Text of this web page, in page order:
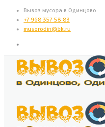
Вывоз мусора в Одинцово
+7 968 357 58 83
musorodin@bk.ru